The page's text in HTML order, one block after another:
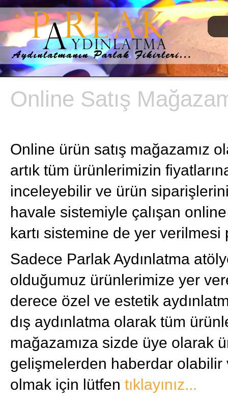
Online Satış
Online ürün satış mağazamız
artık tüm ürünlerimizin
inceleyebilir ve ürün
havale sistemiyle çalışan
kartı sistemine de yer
Sadece Parlak Aydınlatma
olduğumuz ürünlerimize yer
derece özel ve estetik
dış aydınlatma olarak tüm
mağazamıza sizde üye olarak
gelişmelerden haberdar
olmak için lütfen tıklayınız...